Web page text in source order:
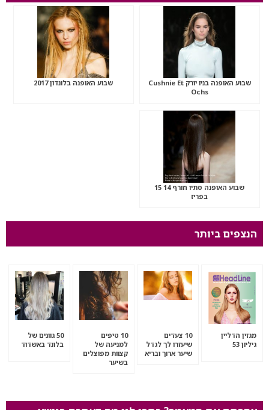
שבוע האופנה בניו יורק Cushnie Et
Ochs
שבוע האופנה בלונדון 2017
שבוע האופנה סתיו חורף 14 15
בפריז
הנצפים ביותר
מגזין הדליין
גיליון 53
10 צעדים
שיעזרו לך לגדל
שיער ארוך ובריא
10 טיפים
למניעה של
קצוות מפוצלים
בשיער
50 גוונים של
בלונד באשדוד